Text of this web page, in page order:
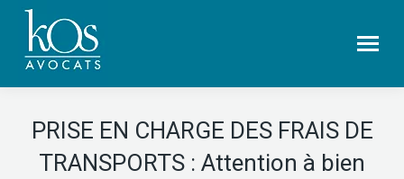
PRISE EN CHARGE DES FRAIS DE
TRANSPORTS : Attention à bien